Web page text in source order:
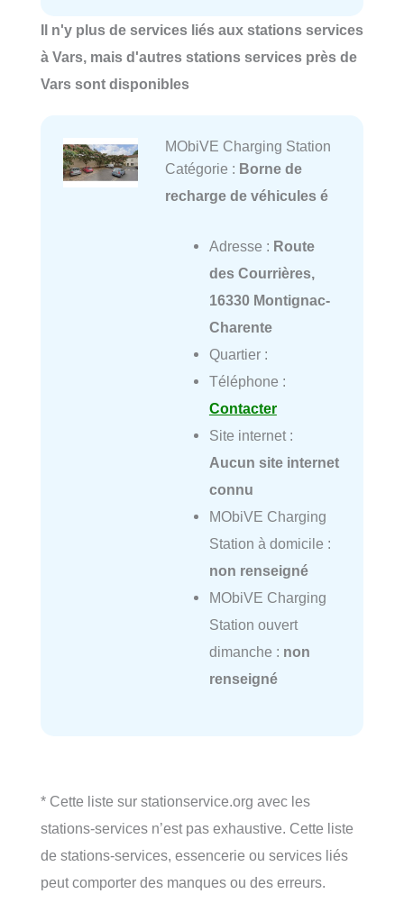
Il n'y plus de services liés aux stations services
à Vars, mais d'autres stations services près de
Vars sont disponibles
MObiVE Charging Station
Catégorie : Borne de
recharge de véhicules é
Adresse : Route
des Courrières,
16330 Montignac-
Charente
Quartier :
Téléphone :
Contacter
Site internet :
Aucun site internet
connu
MObiVE Charging
Station à domicile :
non renseigné
MObiVE Charging
Station ouvert
dimanche : non
renseigné
* Cette liste sur stationservice.org avec les
stations-services n’est pas exhaustive. Cette liste
de stations-services, essencerie ou services liés
peut comporter des manques ou des erreurs.